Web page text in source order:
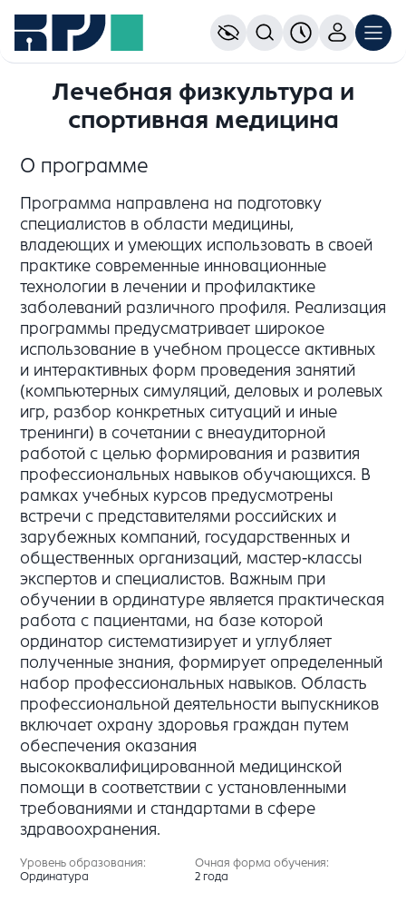
Лечебная физкультура и
спортивная медицина
О программе
Программа направлена на подготовку
специалистов в области медицины,
владеющих и умеющих использовать в своей
практике современные инновационные
технологии в лечении и профилактике
заболеваний различного профиля. Реализация
программы предусматривает широкое
использование в учебном процессе активных
и интерактивных форм проведения занятий
(компьютерных симуляций, деловых и ролевых
игр, разбор конкретных ситуаций и иные
тренинги) в сочетании с внеаудиторной
работой с целью формирования и развития
профессиональных навыков обучающихся. В
рамках учебных курсов предусмотрены
встречи с представителями российских и
зарубежных компаний, государственных и
общественных организаций, мастер-классы
экспертов и специалистов. Важным при
обучении в ординатуре является практическая
работа с пациентами, на базе которой
ординатор систематизирует и углубляет
полученные знания, формирует определенный
набор профессиональных навыков. Область
профессиональной деятельности выпускников
включает охрану здоровья граждан путем
обеспечения оказания
высококвалифицированной медицинской
помощи в соответствии с установленными
требованиями и стандартами в сфере
здравоохранения.
Уровень образования:
Ординатура
Очная форма обучения:
2 года